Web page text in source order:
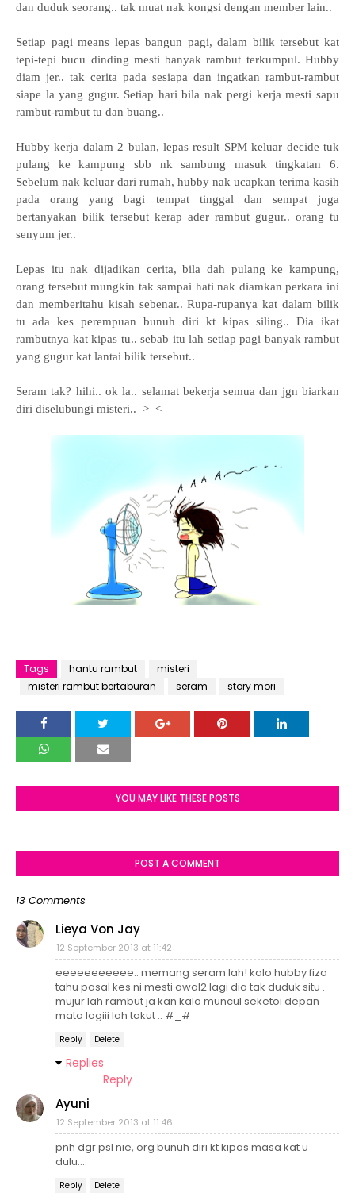
dan duduk seorang.. tak muat nak kongsi dengan member lain..
Setiap pagi means lepas bangun pagi, dalam bilik tersebut kat
tepi-tepi bucu dinding mesti banyak rambut terkumpul. Hubby
diam jer.. tak cerita pada sesiapa dan ingatkan rambut-rambut
siape la yang gugur. Setiap hari bila nak pergi kerja mesti sapu
rambut-rambut tu dan buang..
Hubby kerja dalam 2 bulan, lepas result SPM keluar decide tuk
pulang ke kampung sbb nk sambung masuk tingkatan 6.
Sebelum nak keluar dari rumah, hubby nak ucapkan terima kasih
pada orang yang bagi tempat tinggal dan sempat juga
bertanyakan bilik tersebut kerap ader rambut gugur.. orang tu
senyum jer..
Lepas itu nak dijadikan cerita, bila dah pulang ke kampung,
orang tersebut mungkin tak sampai hati nak diamkan perkara ini
dan memberitahu kisah sebenar.. Rupa-rupanya kat dalam bilik
tu ada kes perempuan bunuh diri kt kipas siling.. Dia ikat
rambutnya kat kipas tu.. sebab itu lah setiap pagi banyak rambut
yang gugur kat lantai bilik tersebut..
Seram tak? hihi.. ok la.. selamat bekerja semua dan jgn biarkan
diri diselubungi misteri.. >_<
Tags hantu rambut
misteri
misteri rambut bertaburan
seram story mori
YOU MAY LIKE THESE POSTS
POST A COMMENT
13 Comments
Lieya Von Jay
12 September 2013 at 11:42
eeeeeeeeeee.. memang seram lah! kalo hubby fiza
tahu pasal kes ni mesti awal2 lagi dia tak duduk situ .
mujur lah rambut ja kan kalo muncul seketoi depan
mata lagiii lah takut .. #_#
Reply Delete
Replies
Reply
Ayuni
12 September 2013 at 11:46
pnh dgr psl nie, org bunuh diri kt kipas masa kat u
dulu....
Reply Delete